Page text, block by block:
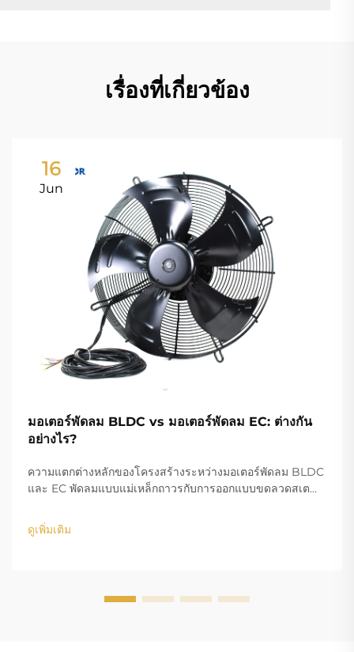
เรื่องที่เกี่ยวข้อง
16
Jun
มอเตอร์พัดลม BLDC vs มอเตอร์พัดลม EC: ต่างกัน
อย่างไร?
ความแตกต่างหลักของโครงสร้างระหว่างมอเตอร์พัดลม BLDC
และ EC พัดลมแบบแม่เหล็กถาวรกับการออกแบบขดลวดสเต
มอเตอร์ BLDC (Brushless DC) และ EC (Electronically
Commutated) คือความแตกต่างหลัก...
ดูเพิ่มเติม